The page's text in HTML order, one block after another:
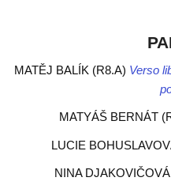
MATĚJ BALÍK (R8.A) Verso
MATYÁŠ BERNÁT
LUCIE
NINA